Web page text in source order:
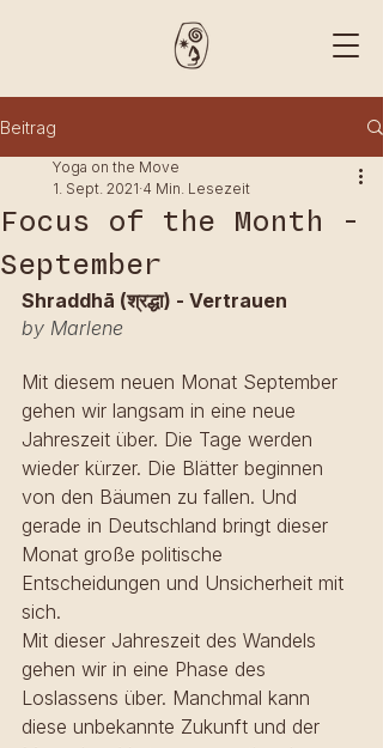
Beitrag
Focus of the Month -
September
Yoga on the Move
1. Sept. 2021 4 Min. Lesezeit
Shraddhā (श्रद्धा) - Vertrauen
by Marlene
Mit diesem neuen Monat September
gehen wir langsam in eine neue
Jahreszeit über. Die Tage werden
wieder kürzer. Die Blätter beginnen
von den Bäumen zu fallen. Und
gerade in Deutschland bringt dieser
Monat große politische
Entscheidungen und Unsicherheit mit
sich.
Mit dieser Jahreszeit des Wandels
gehen wir in eine Phase des
Loslassens über. Manchmal kann
diese unbekannte Zukunft und der